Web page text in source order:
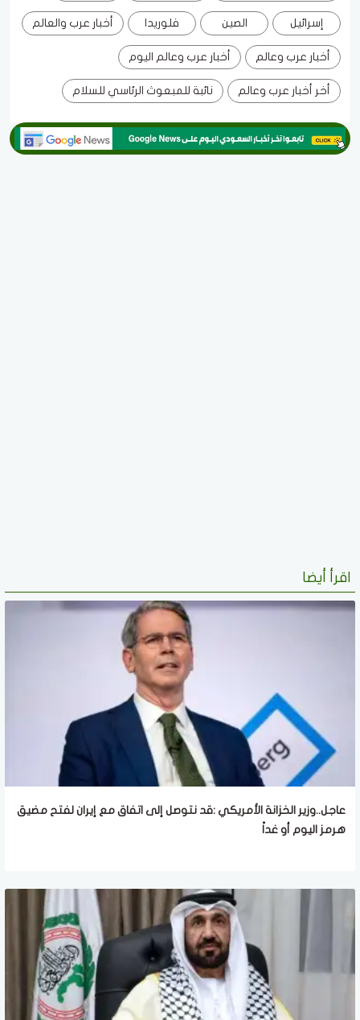
إسرائيل الصين فلوريدا أخبار عرب والعالم
أخبار عرب وعالم أخبار عرب وعالم اليوم
أخر أخبار عرب وعالم نائبة للمبعوث الرئاسي للسلام
اقرأ أيضا
عاجل..وزير الخزانة الأمريكي :قد نتوصل إلى اتفاق مع إيران لفتح مضيق
هرمز اليوم أو غداً